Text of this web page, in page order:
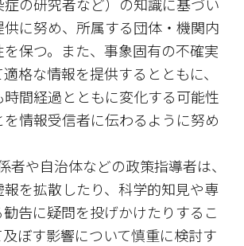
供に努め、所属する団体・機関内
保つ。また、事象固有の不確実
格な情報を提供するとともに、
時間経過とともに変化する可能性
情報受信者に伝わるように努め
者や自治体などの政策指導者は、
報を拡散したり、科学的知見や専
告に疑問を投げかけたりするこ
及ぼす影響について慎重に検討す